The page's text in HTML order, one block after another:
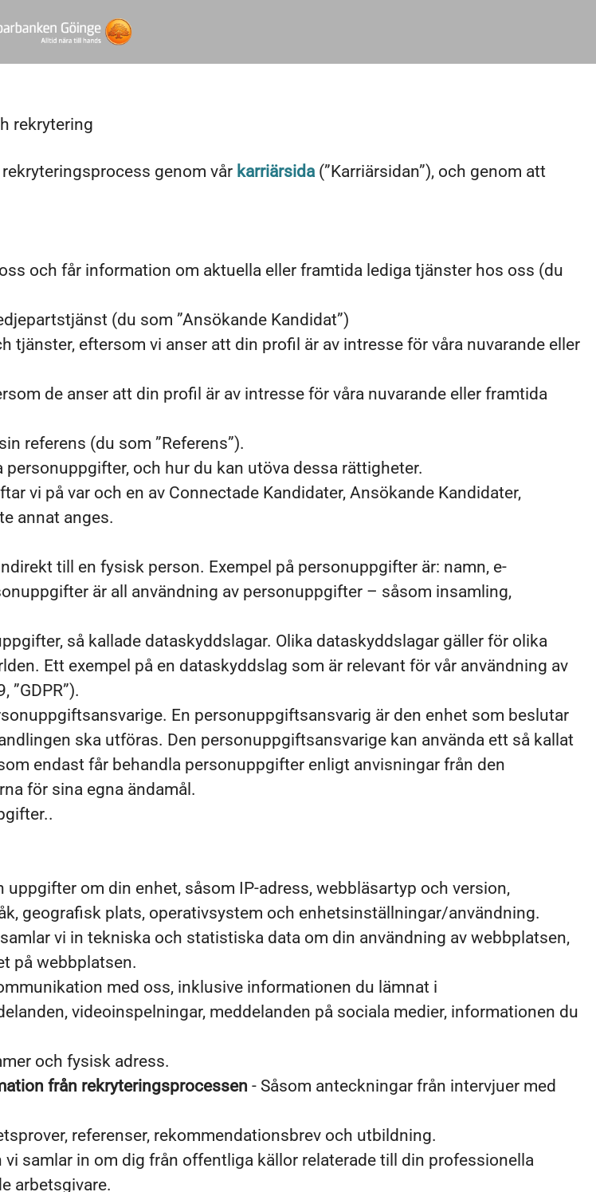
rekrytering
genom vår karriärsida(”Karriärsidan”), och genom att
och får information om aktuella eller framtida lediga tjänster hos oss (du
(du som ”Ansökande Kandidat”)
eftersom vi anser att din profil är av intresse för våra nuvarande eller
de anser att din profil är av intresse för våra nuvarande eller framtida
referens (du som ”Referens”).
och hur du kan utöva dessa rättigheter.
vi på var och en av Connectade Kandidater, Ansökande Kandidater,
annat anges.
till en fysisk person. Exempel på personuppgifter är: namn, e-
är all användning av personuppgifter – såsom insamling,
så kallade dataskyddslagar. Olika dataskyddslagar gäller för olika
Ett exempel på en dataskyddslag som är relevant för vår användning av
En personuppgiftsansvarig är den enhet som beslutar
ska utföras. Den personuppgiftsansvarige kan använda ett så kallat
endast får behandla personuppgifter enligt anvisningar från den
för sina egna ändamål.
uppgifter om din enhet, såsom IP-adress, webbläsartyp och version,
geografisk plats, operativsystem och enhetsinställningar/användning.
vi in tekniska och statistiska data om din användning av webbplatsen,
på webbplatsen.
med oss, inklusive informationen du lämnat i
videoinspelningar, meddelanden på sociala medier, informationen du
och fysisk adress.
från rekryteringsprocessen - Såsom anteckningar från intervjuer med
referenser, rekommendationsbrev och utbildning.
samlar in om dig från offentliga källor relaterade till din professionella
arbetsgivare.